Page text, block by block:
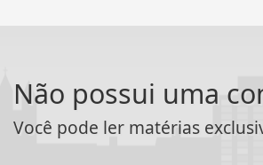
Não possui uma
Você pode ler matérias